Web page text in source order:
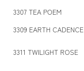
3307 TEA POEM
3309 EARTH CADENCE
3311 TWILIGHT ROSE